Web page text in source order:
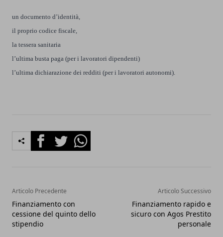
un documento d’identità,
il proprio codice fiscale,
la tessera sanitaria
l’ultima busta paga (per i lavoratori dipendenti)
l’ultima dichiarazione dei redditi (per i lavoratori autonomi).
FacebookTwitterWhatsapp
Articolo Precedente
Finanziamento con
cessione del quinto dello
stipendio
Articolo Successivo
Finanziamento rapido e
sicuro con Agos Prestito
personale